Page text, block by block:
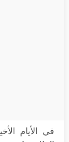
في الأيام